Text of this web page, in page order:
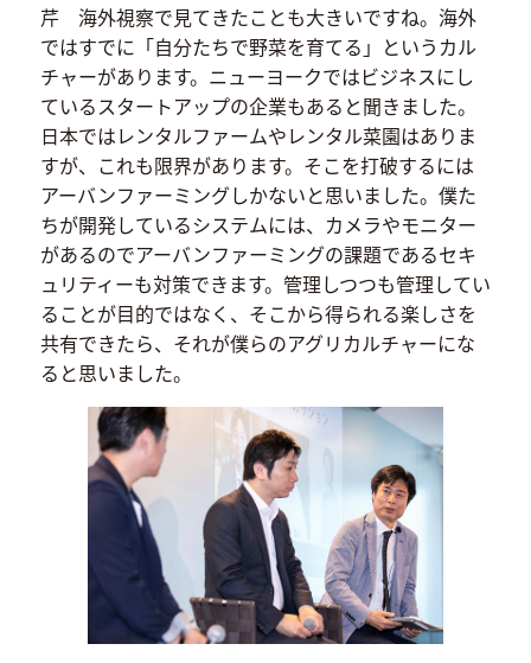
芹 海外視察で見てきたことも大きいですね。海外
ではすでに「自分たちで野菜を育てる」というカル
チャーがあります。ニューヨークではビジネスにし
ているスタートアップの企業もあると聞きました。
日本ではレンタルファームやレンタル菜園はありま
すが、これも限界があります。そこを打破するには
アーバンファーミングしかないと思いました。僕た
ちが開発しているシステムには、カメラやモニター
があるのでアーバンファーミングの課題であるセキ
ュリティーも対策できます。管理しつつも管理してい
ることが目的ではなく、そこから得られる楽しさを
共有できたら、それが僕らのアグリカルチャーにな
ると思いました。